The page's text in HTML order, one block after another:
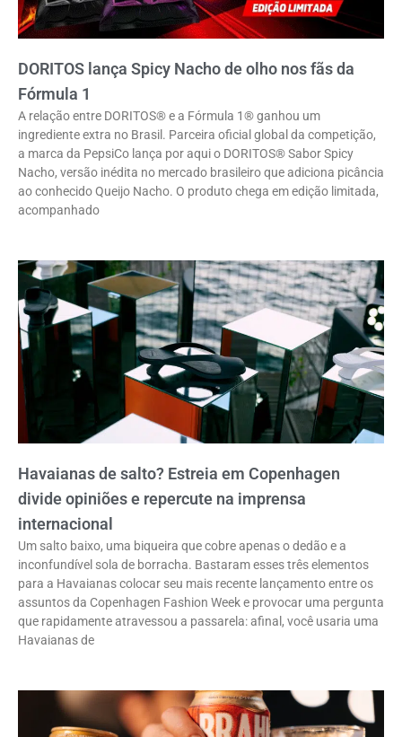
DORITOS lança Spicy Nacho de olho nos fãs da
Fórmula 1
A relação entre DORITOS® e a Fórmula 1® ganhou um
ingrediente extra no Brasil. Parceira oficial global da competição,
a marca da PepsiCo lança por aqui o DORITOS® Sabor Spicy
Nacho, versão inédita no mercado brasileiro que adiciona picância
ao conhecido Queijo Nacho. O produto chega em edição limitada,
acompanhado
Havaianas de salto? Estreia em Copenhagen
divide opiniões e repercute na imprensa
internacional
Um salto baixo, uma biqueira que cobre apenas o dedão e a
inconfundível sola de borracha. Bastaram esses três elementos
para a Havaianas colocar seu mais recente lançamento entre os
assuntos da Copenhagen Fashion Week e provocar uma pergunta
que rapidamente atravessou a passarela: afinal, você usaria uma
Havaianas de